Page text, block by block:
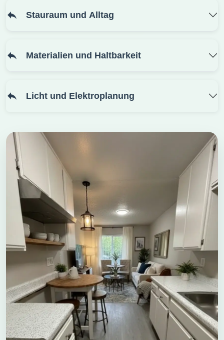
Stauraum und Alltag
Materialien und Haltbarkeit
Licht und Elektroplanung